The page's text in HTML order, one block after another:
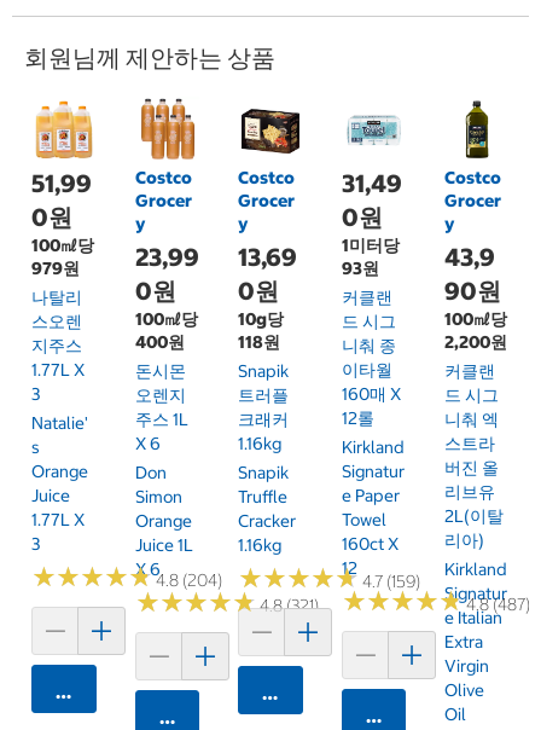
회원님께 제안하는 상품
51,99
0원
100㎖당
979원
나탈리
스오렌
지주스
1.77L X
3
Natalie'
S
Orange
Juice
1.77L X
3
★★★★★
★★★★★4.8 (204)
카트에 담기
Costco
Grocer
y
23,99
0원
100㎖당
400원
돈시몬
오렌지
주스 1L
X 6
Don
Simon
Orange
Juice 1L
X 6
★★★★★
★★★★★4.8 (321)
카트에 담기
Costco
Grocer
y
13,69
0원
10g당
118원
Snapik
트러플
크래커
1.16kg
Snapik
Truffle
Cracker
1.16kg
★★★★★
★★★★★ 4.7 (159)
카트에 담기
31,49
0원
1미터당
93원
커클랜
드 시그
니춰 종
이타월
160매 X
12롤
Kirkland
Signatur
E Paper
Towel
160ct X
12
★★★★★
★★★★★4.8 (487)
카트에 담기
Costco
Grocer
y
43,9
90원
100㎖당
2,200원
커클랜
드 시그
니춰 엑
스트라
버진 올
리브유
2L(이탈
리아)
Kirkland
Signatur
E Italian
Extra
Virgin
Olive
Oil